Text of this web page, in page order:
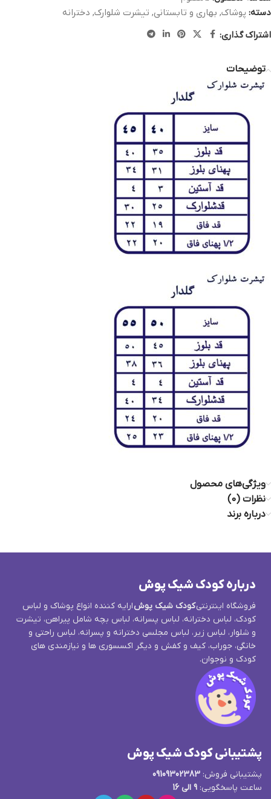
دسته: پوشاک, بهاری و تابستانی, تیشرت شلوارک, دخترانه
اشتراک گذاری:
توضیحات
ویژگی‌های محصول
نظرات (0)
درباره برند
درباره کودک شیک پوش
فروشگاه اینترنتیکودک شیک پوشارایه کننده انواع پوشاک و لباس
کودک، لباس دخترانه، لباس پسرانه، لباس بچه شامل پیراهن، تیشرت
و شلوار، لباس زیر، لباس مجلسی دخترانه و پسرانه، لباس راحتی و
خانگی، جوراب، کیف و کفش و دیگر اکسسوری ها و نیازمندی های
کودک و نوجوان.
پشتیبانی کودک شیک پوش
پشتیبانی فروش: 09109302383
ساعت پاسخگویی: 9 الی 16